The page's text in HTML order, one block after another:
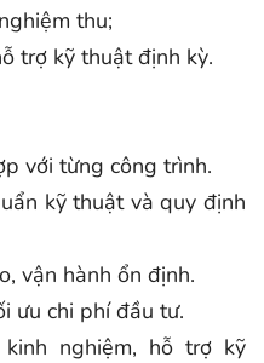
thu;
trợ kỹ thuật định kỳ.
với từng công trình.
kỹ thuật và quy định
vận hành ổn định.
ưu chi phí đầu tư.
nghiệm, hỗ trợ kỹ